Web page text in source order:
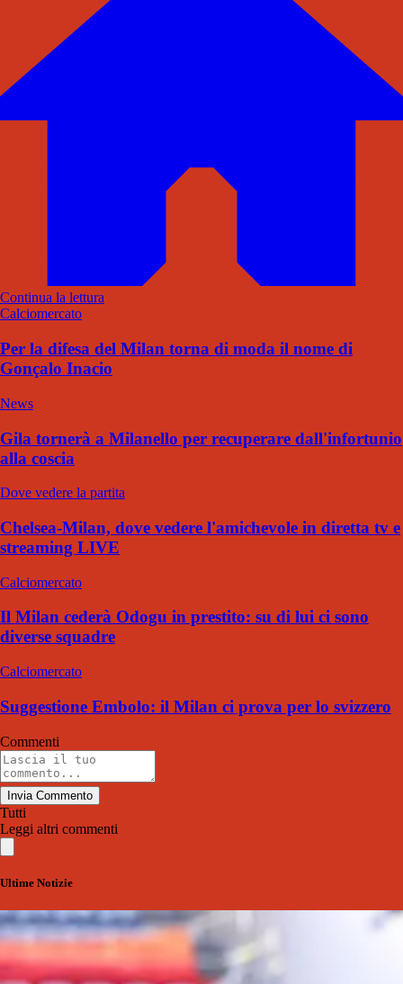
Continua la lettura
Calciomercato
Per la difesa del Milan torna di moda il nome di
Gonçalo Inacio
News
Gila tornerà a Milanello per recuperare dall'infortunio
alla coscia
Dove vedere la partita
Chelsea-Milan, dove vedere l'amichevole in diretta tv e
streaming LIVE
Calciomercato
Il Milan cederà Odogu in prestito: su di lui ci sono
diverse squadre
Calciomercato
Suggestione Embolo: il Milan ci prova per lo svizzero
Commenti
Invia Commento
Tutti
Leggi altri commenti
Ultime Notizie